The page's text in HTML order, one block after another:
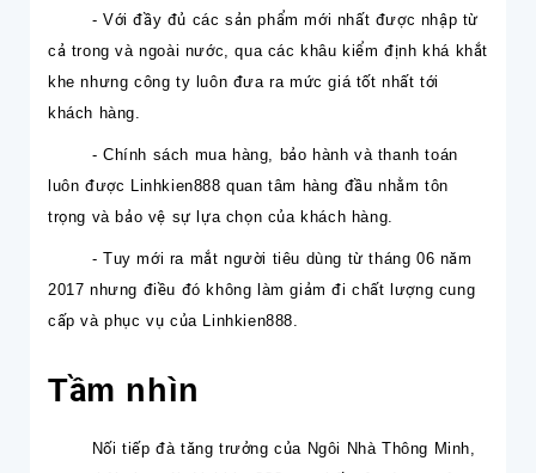
- Với đầy đủ các sản phẩm mới nhất được nhập từ
cả trong và ngoài nước, qua các khâu kiểm định khá khắt
khe nhưng công ty luôn đưa ra mức giá tốt nhất tới
khách hàng.
- Chính sách mua hàng, bảo hành và thanh toán
luôn được Linhkien888 quan tâm hàng đầu nhằm tôn
trọng và bảo vệ sự lựa chọn của khách hàng.
- Tuy mới ra mắt người tiêu dùng từ tháng 06 năm
2017 nhưng điều đó không làm giảm đi chất lượng cung
cấp và phục vụ của Linhkien888.
Tầm nhìn
Nối tiếp đà tăng trưởng của Ngôi Nhà Thông Minh,